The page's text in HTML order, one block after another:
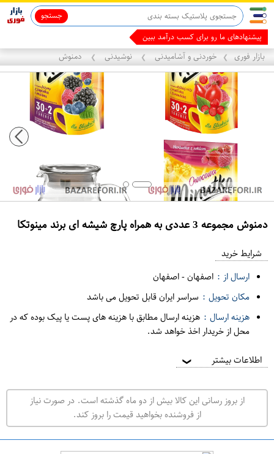
جستجو
پیشنهادهای ما رو برای کسب درآمد ببین
بازار فوری ❯ خوردنی و آشامیدنی ❯ نوشیدنی ❯ دمنوش
دمنوش مجموعه 3 عددی به همراه پارچ شیشه ای برند مینوتکا
ر
ت
ر
ا
شرایط خرید
ارسال از : اصفهان-اصفهان
مکان تحویل : سراسر ایران قابل تحویل می باشد
هزینه ارسال : هزینه ارسال مطابق با هزینه های پست یا پیک بوده که در
محل از خریدار اخذ خواهد شد.
اطلاعات بیشتر ❯
از بروز رسانی این کالا بیش از دو ماه گذشته است. در صورت نیاز
از فروشنده بخواهید قیمت را بروز کند.